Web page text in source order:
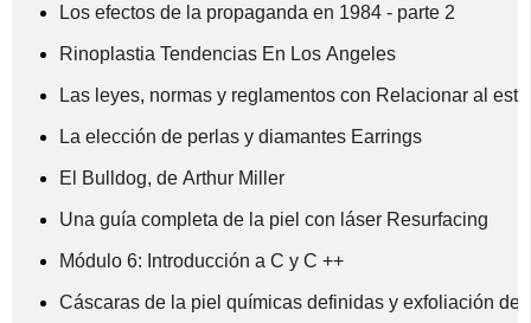
Los efectos de la propaganda en 1984 - parte 2
Rinoplastia Tendencias En Los Angeles
Las leyes, normas y reglamentos con Relacionar al
La elección de perlas y diamantes Earrings
El Bulldog, de Arthur Miller
Una guía completa de la piel con láser Resurfacing
Módulo 6: Introducción a C y C ++
Cáscaras de la piel químicas definidas y exfoliación